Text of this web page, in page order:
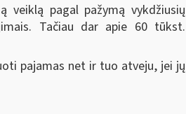
veiklą pagal pažymą vykdžiusių
Tačiau dar apie 60 tūkst.
pajamas net ir tuo atveju, jei jų